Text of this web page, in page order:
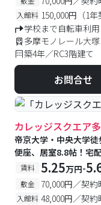
入館料 150,000円（1
学校まで自転車利用
多摩モノレール大
築4年／RC3階建て
お問合せ
カレッジスクエア
帝京大学・中央大学
便座、居室8.8帖！宅
賃料 5.25万円-
敷金 70,000円／契約
入館料 48,000円／契約